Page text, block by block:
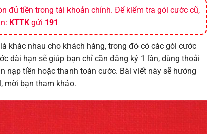
đủ tiền trong tài khoản chính. Để kiểm tra gói cước cũ,
KTTKgửi 191
khác nhau cho khách hàng, trong đó có các gói cước
dài hạn sẽ giúp bạn chỉ cần đăng ký 1 lần, dùng thoải
nạp tiền hoặc thanh toán cước. Bài viết này sẽ hướng
mời bạn tham khảo.